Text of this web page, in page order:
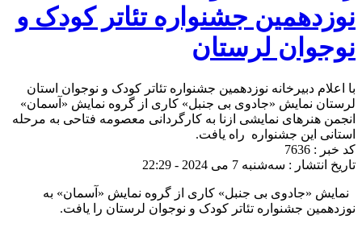
نوزدهمین جشنواره تئاتر کودک و
نوجوان لرستان
با اعلام دبیرخانه نوزدهمین جشنواره تئاتر کودک و نوجوان استان
لرستان نمایش «جادوی بی جنبل» کاری از گروه نمایش «آسمان»
انجمن هنرهای نمایشی ازنا به کارگردانی معصومه فتاحی به مرحله
استانی این جشنواره راه یافت.
کد خبر : 7636
تاریخ انتشار : سه‌شنبه 7 می 2024 - 22:29
نمایش «جادوی بی جنبل» کاری از گروه نمایش «آسمان» به
نوزدهمین جشنواره تئاتر کودک و نوجوان لرستان را یافت.